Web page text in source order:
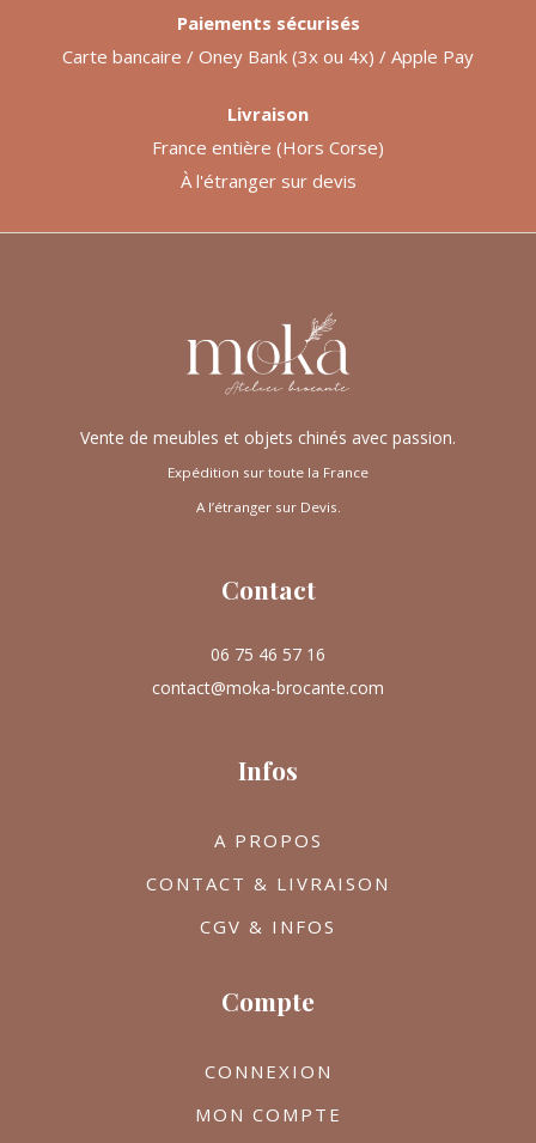
Vente de meubles et objets chinés avec passion.
Expédition sur toute la France
A l’étranger sur Devis.
Contact
06 75 46 57 16
contact@moka-brocante.com
Infos
A PROPOS
CONTACT & LIVRAISON
CGV & INFOS
Compte
CONNEXION
MON COMPTE
Paiements sécurisés
Carte bancaire / Oney Bank (3x ou 4x) / Apple Pay
Livraison
France entière (Hors Corse)
À l'étranger sur devis